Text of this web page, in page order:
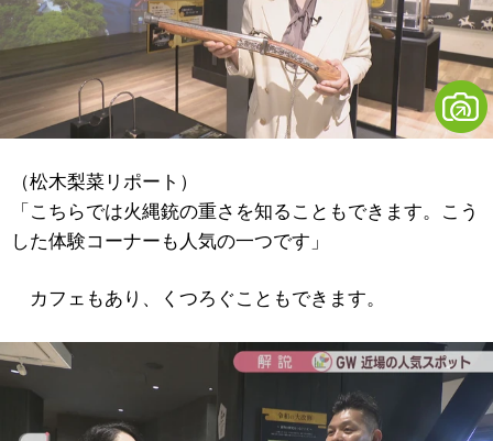
（松木梨菜リポート）
「こちらでは火縄銃の重さを知ることもできます。こう
した体験コーナーも人気の一つです」
カフェもあり、くつろぐこともできます。